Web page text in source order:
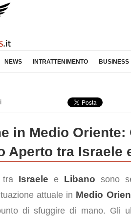
NEWS INTRATTENIMENTO BUSINESS
in Medio
Aperto tra Israele
tra Israele e Libano sono
attuale in Medio
di sfuggire di mano. Gli